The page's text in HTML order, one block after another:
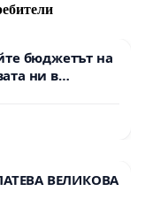
бюджетът на
ни в
ВЕЛИКОВА